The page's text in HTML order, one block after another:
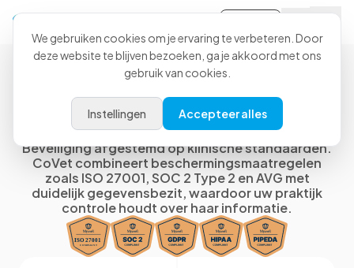
Beveiliging, Governance en
Eigendom van Gegevens
Beveiliging afgestemd op klinische standaarden.
CoVet combineert beschermingsmaatregelen
zoals ISO 27001, SOC 2 Type 2 en AVG met
duidelijk gegevensbezit, waardoor uw praktijk
controle houdt over haar informatie.
We gebruiken cookies om je ervaring te verbeteren. Door
deze website te blijven bezoeken, ga je akkoord met ons
gebruik van cookies.
Instellingen Accepteer alles